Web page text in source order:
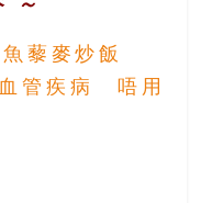
～
魚藜麥炒飯
管疾病 唔用